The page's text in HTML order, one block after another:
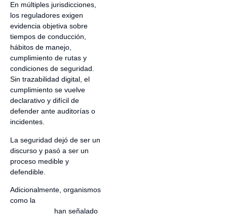
En múltiples jurisdicciones,
los reguladores exigen
evidencia objetiva sobre
tiempos de conducción,
hábitos de manejo,
cumplimiento de rutas y
condiciones de seguridad.
Sin trazabilidad digital, el
cumplimiento se vuelve
declarativo y difícil de
defender ante auditorías o
incidentes.
La seguridad dejó de ser un
discurso y pasó a ser un
proceso medible y
defendible.
Adicionalmente, organismos
como la
han señalado